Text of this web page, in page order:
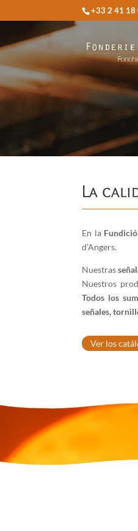
+33 2 41 18
La
En la
d’Angers.
Nuestras
Nuestros
Todos los
señales,
Ver los